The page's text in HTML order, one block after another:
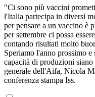
"Ci sono più vaccini
l'Italia partecipa in diversi
per pensare a un vaccino è
per settembre ci possa
contando risultati molto
Speriamo l'anno prossimo
capacità di produzioni
generale dell'Aifa, Nicola
conferenza stampa Iss.